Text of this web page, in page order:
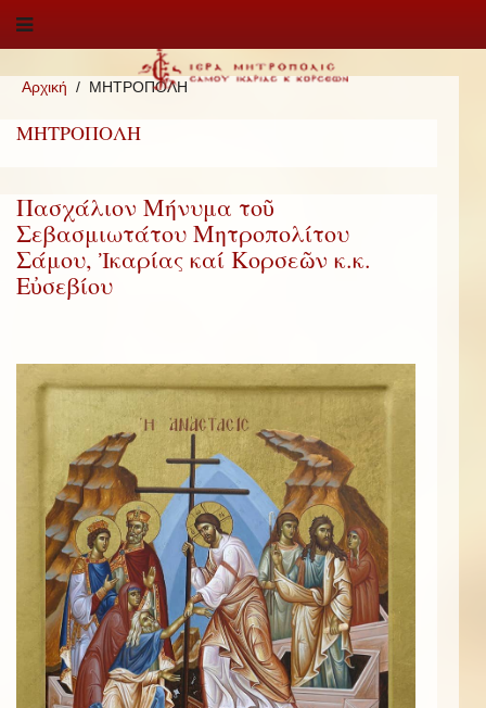
Αρχική ΜΗΤΡΟΠΟΛΗ
ΜΗΤΡΟΠΟΛΗ
Πασχάλιον Μήνυμα τοῦ
Σεβασμιωτάτου Μητροπολίτου
Σάμου, Ἰκαρίας καί Κορσεῶν κ.κ.
Εὐσεβίου